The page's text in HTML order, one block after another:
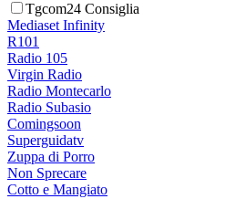
Tgcom24 Consiglia
Mediaset Infinity
R101
Radio 105
Virgin Radio
Radio Montecarlo
Radio Subasio
Comingsoon
Superguidatv
Zuppa di Porro
Non Sprecare
Cotto e Mangiato